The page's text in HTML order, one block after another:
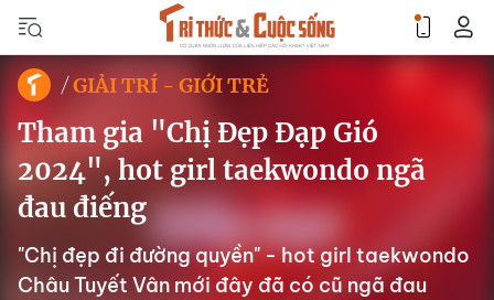
GIẢI TRÍ - GIỚI TRẺ
Tham gia "Chị Đẹp Đạp Gió
2024", hot girl taekwondo ngã
đau điếng
"Chị đẹp đi đường quyền" - hot girl taekwondo
Châu Tuyết Vân mới đây đã có cũ ngã đau